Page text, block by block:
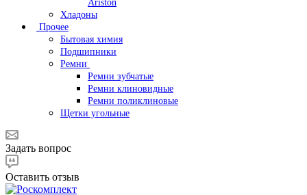
Ariston
Хладоны
Прочее
Бытовая химия
Подшипники
Ремни
Ремни зубчатые
Ремни клиновидные
Ремни поликлиновые
Щетки угольные
Задать вопрос
Оставить отзыв